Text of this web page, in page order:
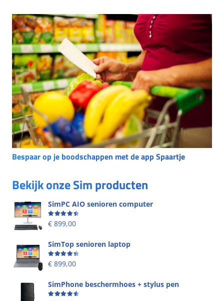
Bespaar op je boodschappen met de app Spaartje
Bekijk onze Sim producten
SimPC AIO senioren computer
Beoordeling
€ 899,00
SimTop senioren laptop
Beoordeling
€ 899,00
SimPhone beschermhoes + stylus pen